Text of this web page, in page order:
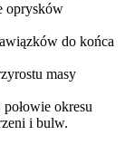
oprysków
do końca
masy
okresu
i bulw.